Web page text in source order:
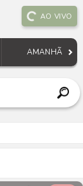
AO VIVO
AMANHÃ